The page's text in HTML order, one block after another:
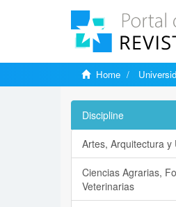
Home
Discipline
Artes, Arquitectura y
Ciencias Agrarias,
Veterinarias